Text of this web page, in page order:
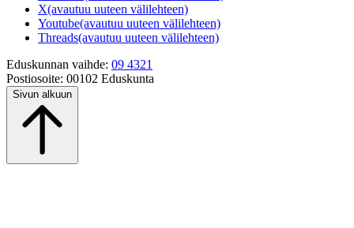
X(avautuu uuteen välilehteen)
Youtube(avautuu uuteen välilehteen)
Threads(avautuu uuteen välilehteen)
Eduskunnan vaihde: 09 4321
Postiosoite: 00102 Eduskunta
Sivun alkuun